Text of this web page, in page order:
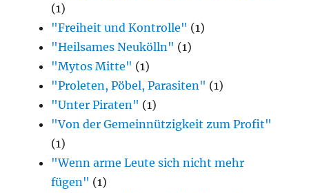
(1)
"Freiheit und Kontrolle" (1)
"Heilsames Neukölln" (1)
"Mytos Mitte" (1)
"Proleten, Pöbel, Parasiten" (1)
"Unter Piraten" (1)
"Von der Gemeinnützigkeit zum Profit"
(1)
"Wenn arme Leute sich nicht mehr
fügen" (1)